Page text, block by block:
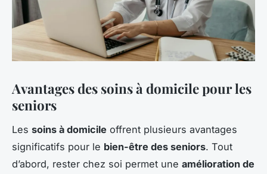
Avantages des soins à domicile pour les
seniors
Les soins à domicile offrent plusieurs avantages
significatifs pour le bien-être des seniors. Tout
d’abord, rester chez soi permet une amélioration de